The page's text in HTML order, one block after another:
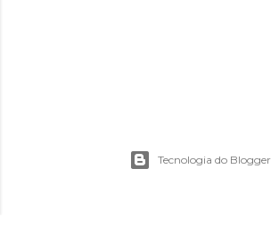
Tecnologia do Blogger